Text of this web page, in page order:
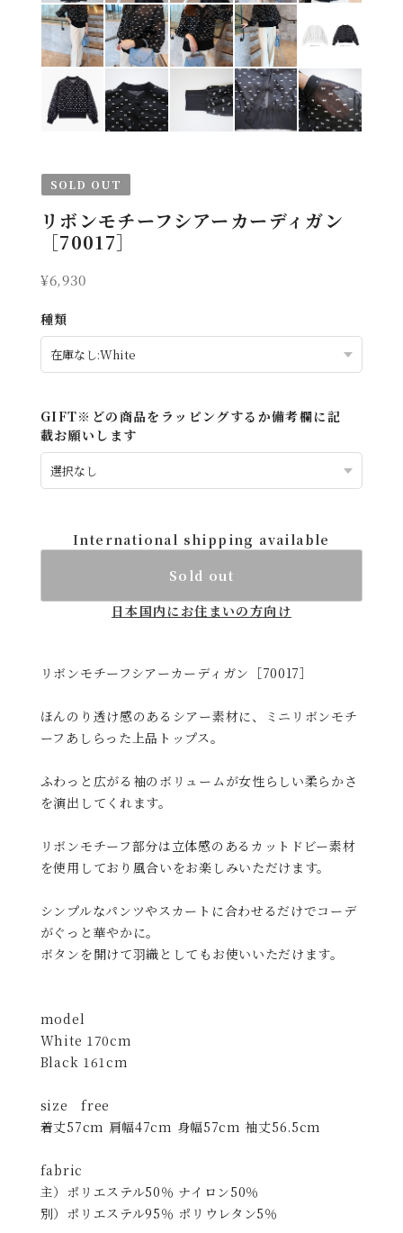
SOLD OUT
リボンモチーフシアーカーディガン
［70017］
¥6,930
種類
GIFT※どの商品をラッピングするか備考欄に記
載お願いします
International shipping available
Sold out
日本国内にお住まいの方向け
リボンモチーフシアーカーディガン［70017］
ほんのり透け感のあるシアー素材に、ミニリボンモチ
ーフあしらった上品トップス。
ふわっと広がる袖のボリュームが女性らしい柔らかさ
を演出してくれます。
リボンモチーフ部分は立体感のあるカットドビー素材
を使用しており風合いをお楽しみいただけます。
シンプルなパンツやスカートに合わせるだけでコーデ
がぐっと華やかに。
ボタンを開けて羽織としてもお使いいただけます。
model
White 170cm
Black 161cm
size free
着丈57cm 肩幅47cm 身幅57cm 袖丈56.5cm
fabric
主）ポリエステル50％ ナイロン50％
別）ポリエステル95％ ポリウレタン5％